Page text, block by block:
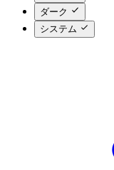
ダーク
システム